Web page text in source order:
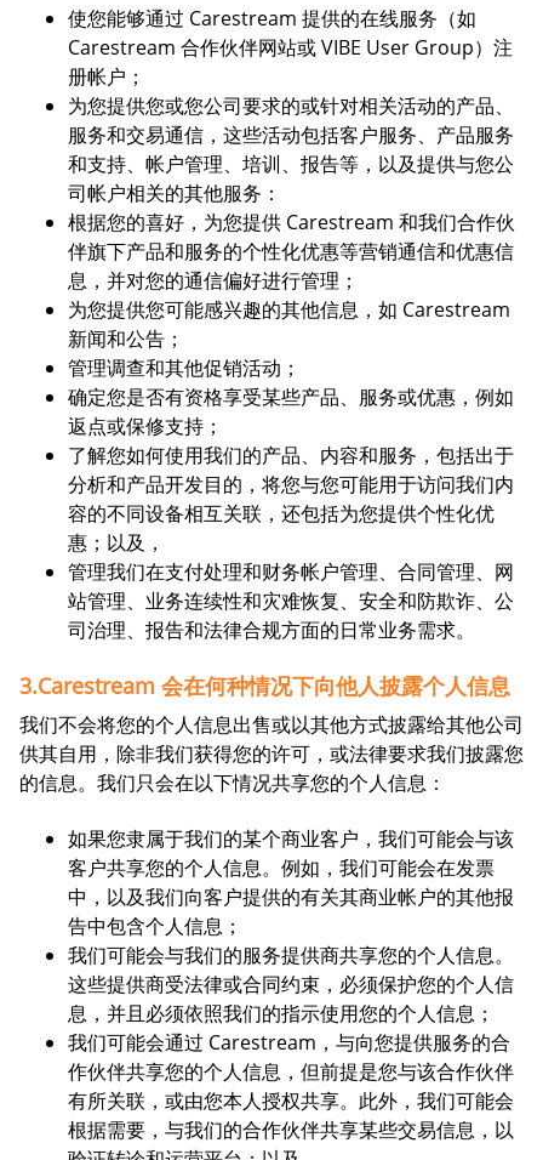
使您能够通过 Carestream 提供的在线服务（如
Carestream 合作伙伴网站或 VIBE User Group）注
册帐户；
为您提供您或您公司要求的或针对相关活动的产品、
服务和交易通信，这些活动包括客户服务、产品服务
和支持、帐户管理、培训、报告等，以及提供与您公
司帐户相关的其他服务：
根据您的喜好，为您提供 Carestream 和我们合作伙
伴旗下产品和服务的个性化优惠等营销通信和优惠信
息，并对您的通信偏好进行管理；
为您提供您可能感兴趣的其他信息，如 Carestream
新闻和公告；
管理调查和其他促销活动；
确定您是否有资格享受某些产品、服务或优惠，例如
返点或保修支持；
了解您如何使用我们的产品、内容和服务，包括出于
分析和产品开发目的，将您与您可能用于访问我们内
容的不同设备相互关联，还包括为您提供个性化优
惠；以及，
管理我们在支付处理和财务帐户管理、合同管理、网
站管理、业务连续性和灾难恢复、安全和防欺诈、公
司治理、报告和法律合规方面的日常业务需求。
3.Carestream 会在何种情况下向他人披露个人信息
我们不会将您的个人信息出售或以其他方式披露给其他公司
供其自用，除非我们获得您的许可，或法律要求我们披露您
的信息。我们只会在以下情况共享您的个人信息：
如果您隶属于我们的某个商业客户，我们可能会与该
客户共享您的个人信息。例如，我们可能会在发票
中，以及我们向客户提供的有关其商业帐户的其他报
告中包含个人信息；
我们可能会与我们的服务提供商共享您的个人信息。
这些提供商受法律或合同约束，必须保护您的个人信
息，并且必须依照我们的指示使用您的个人信息；
我们可能会通过 Carestream，与向您提供服务的合
作伙伴共享您的个人信息，但前提是您与该合作伙伴
有所关联，或由您本人授权共享。此外，我们可能会
根据需要，与我们的合作伙伴共享某些交易信息，以